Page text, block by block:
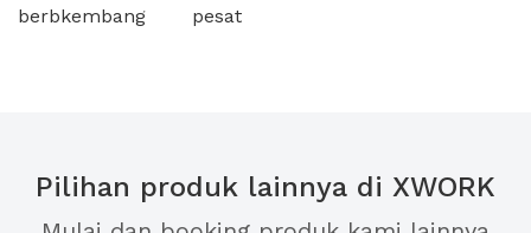
berbkembang pesat
Pilihan produk lainnya di XWORK